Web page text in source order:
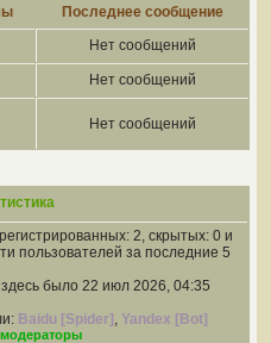
Последнее сообщение
Нет сообщений
Нет сообщений
Нет сообщений
2, скрытых: 0 и
пользователей за последние 5
было 22 июл 2026, 04:35
Baidu [Spider] , Yandex [Bot]